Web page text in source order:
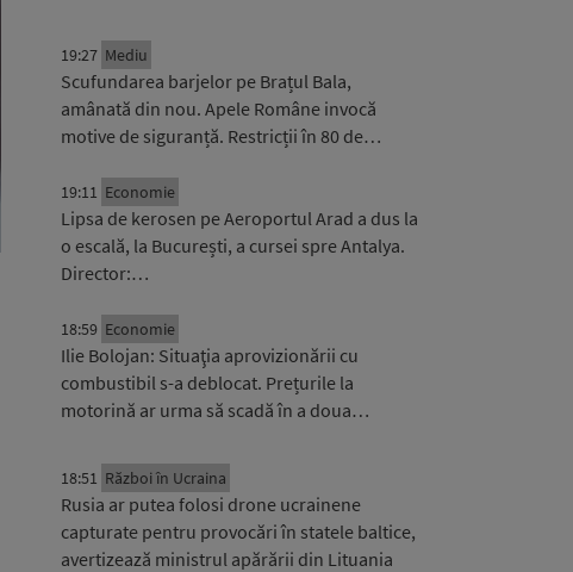
19:27 Mediu
Scufundarea barjelor pe Brațul Bala,
amânată din nou. Apele Române invocă
motive de siguranță. Restricții în 80 de…
19:11 Economie
Lipsa de kerosen pe Aeroportul Arad a dus la
o escală, la București, a cursei spre Antalya.
Director:…
18:59 Economie
Ilie Bolojan: Situaţia aprovizionării cu
combustibil s-a deblocat. Prețurile la
motorină ar urma să scadă în a doua…
18:51 Război în Ucraina
Rusia ar putea folosi drone ucrainene
capturate pentru provocări în statele baltice,
avertizează ministrul apărării din Lituania